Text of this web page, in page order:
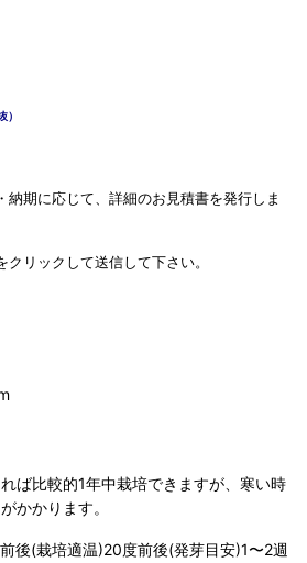
）
に応じて、詳細のお見積書を発行しま
ックして送信して下さい。
ば比較的1年中栽培できますが、寒い時
かかります。
後(栽培適温)20度前後(発芽目安)1〜2週